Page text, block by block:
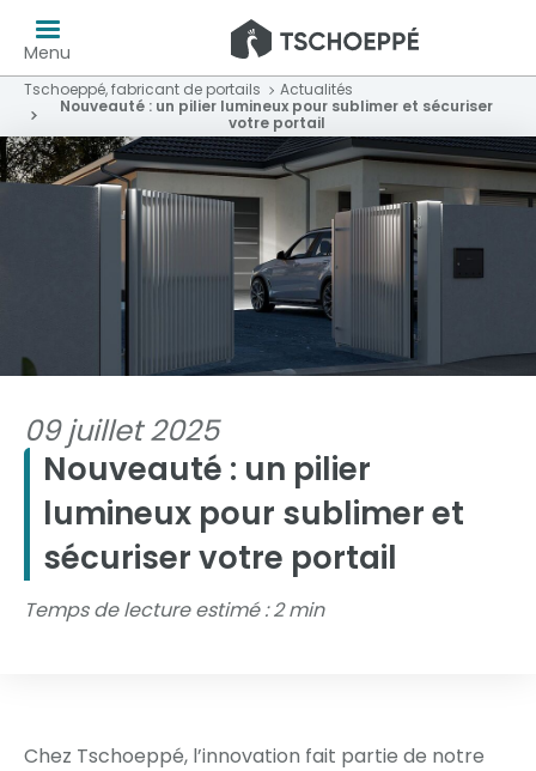
Menu
Tschoeppé, fabricant de portails
Actualités
Nouveauté : un pilier lumineux pour sublimer et sécuriser
votre portail
09 juillet 2025
Nouveauté : un pilier
lumineux pour sublimer et
sécuriser votre portail
Temps de lecture estimé : 2 min
Chez Tschoeppé, l’innovation fait partie de notre